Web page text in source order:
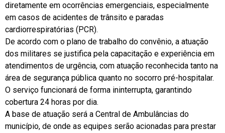
diretamente em ocorrências emergenciais, especialmente
em casos de acidentes de trânsito e paradas
cardiorrespiratórias (PCR).
De acordo com o plano de trabalho do convênio, a atuação
dos militares se justifica pela capacitação e experiência em
atendimentos de urgência, com atuação reconhecida tanto na
área de segurança pública quanto no socorro pré-hospitalar.
O serviço funcionará de forma ininterrupta, garantindo
cobertura 24 horas por dia.
A base de atuação será a Central de Ambulâncias do
município, de onde as equipes serão acionadas para prestar